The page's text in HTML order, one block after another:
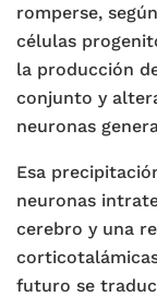
romperse,
células
la producción
conjunto y
neuronas
Esa
neuronas
cerebro y una
futuro se